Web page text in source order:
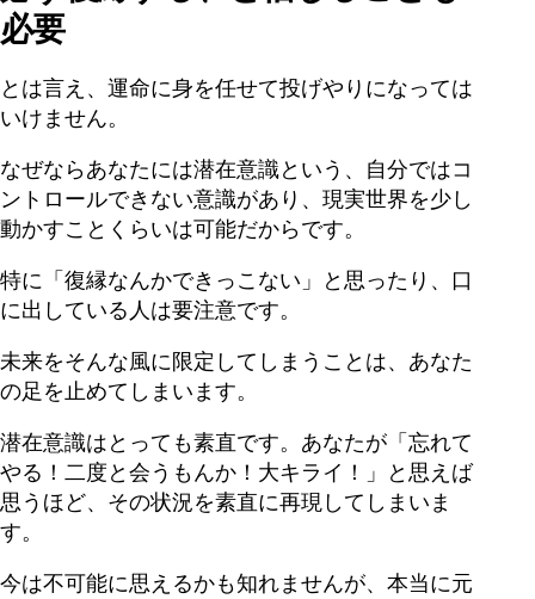
必要
とは言え、運命に身を任せて投げやりになっては
いけません。
なぜならあなたには潜在意識という、自分ではコ
ントロールできない意識があり、現実世界を少し
動かすことくらいは可能だからです。
特に「復縁なんかできっこない」と思ったり、口
に出している人は要注意です。
未来をそんな風に限定してしまうことは、あなた
の足を止めてしまいます。
潜在意識はとっても素直です。あなたが「忘れて
やる！二度と会うもんか！大キライ！」と思えば
思うほど、その状況を素直に再現してしまいま
す。
今は不可能に思えるかも知れませんが、本当に元